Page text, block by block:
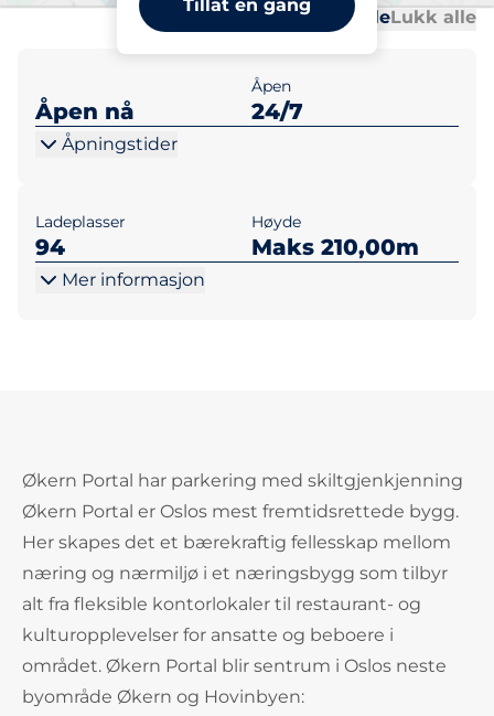
Tillat en gang
Åpne alleLukk alle
Åpen nå
Åpen
24/7
Åpningstider
Ladeplasser
94
Høyde
Maks 210,00m
Mer informasjon
Økern Portal har parkering med skiltgjenkjenning
Økern Portal er Oslos mest fremtidsrettede bygg.
Her skapes det et bærekraftig fellesskap mellom
næring og nærmiljø i et næringsbygg som tilbyr
alt fra fleksible kontorlokaler til restaurant- og
kulturopplevelser for ansatte og beboere i
området. Økern Portal blir sentrum i Oslos neste
byområde Økern og Hovinbyen: